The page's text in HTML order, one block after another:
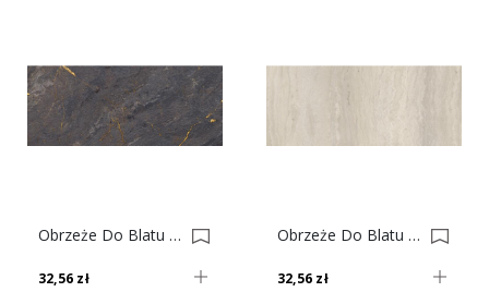
Obrzeże Do Blatu 38 60684 SA KAMIEŃ AURUM 0033897
32,56 zł
Obrzeże Do Blatu 38 1098 SM TRAWERTYN TIRAMISU 0021435
32,56 zł